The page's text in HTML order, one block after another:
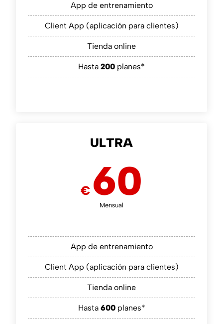
App de entrenamiento
Client App (aplicación para clientes)
Tienda online
Hasta 200 planes*
ULTRA
€ 60
Mensual
App de entrenamiento
Client App (aplicación para clientes)
Tienda online
Hasta 600planes*